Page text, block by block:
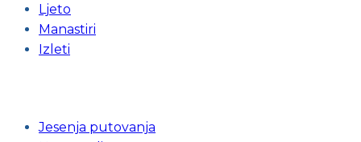
Ljeto
Manastiri
Izleti
Jesenja putovanja